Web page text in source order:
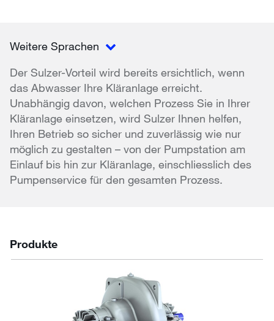
Weitere Sprachen
Der Sulzer-Vorteil wird bereits ersichtlich, wenn
das Abwasser Ihre Kläranlage erreicht.
Unabhängig davon, welchen Prozess Sie in Ihrer
Kläranlage einsetzen, wird Sulzer Ihnen helfen,
Ihren Betrieb so sicher und zuverlässig wie nur
möglich zu gestalten – von der Pumpstation am
Einlauf bis hin zur Kläranlage, einschliesslich des
Pumpenservice für den gesamten Prozess.
Produkte